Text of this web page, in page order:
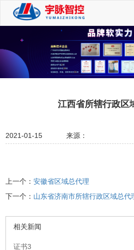
江西省所辖行政区
2021-01-15 来源：
上一个：安徽省区域总代理
下一个： 山东省济南市所辖行政区域总代
相关新闻
证书3